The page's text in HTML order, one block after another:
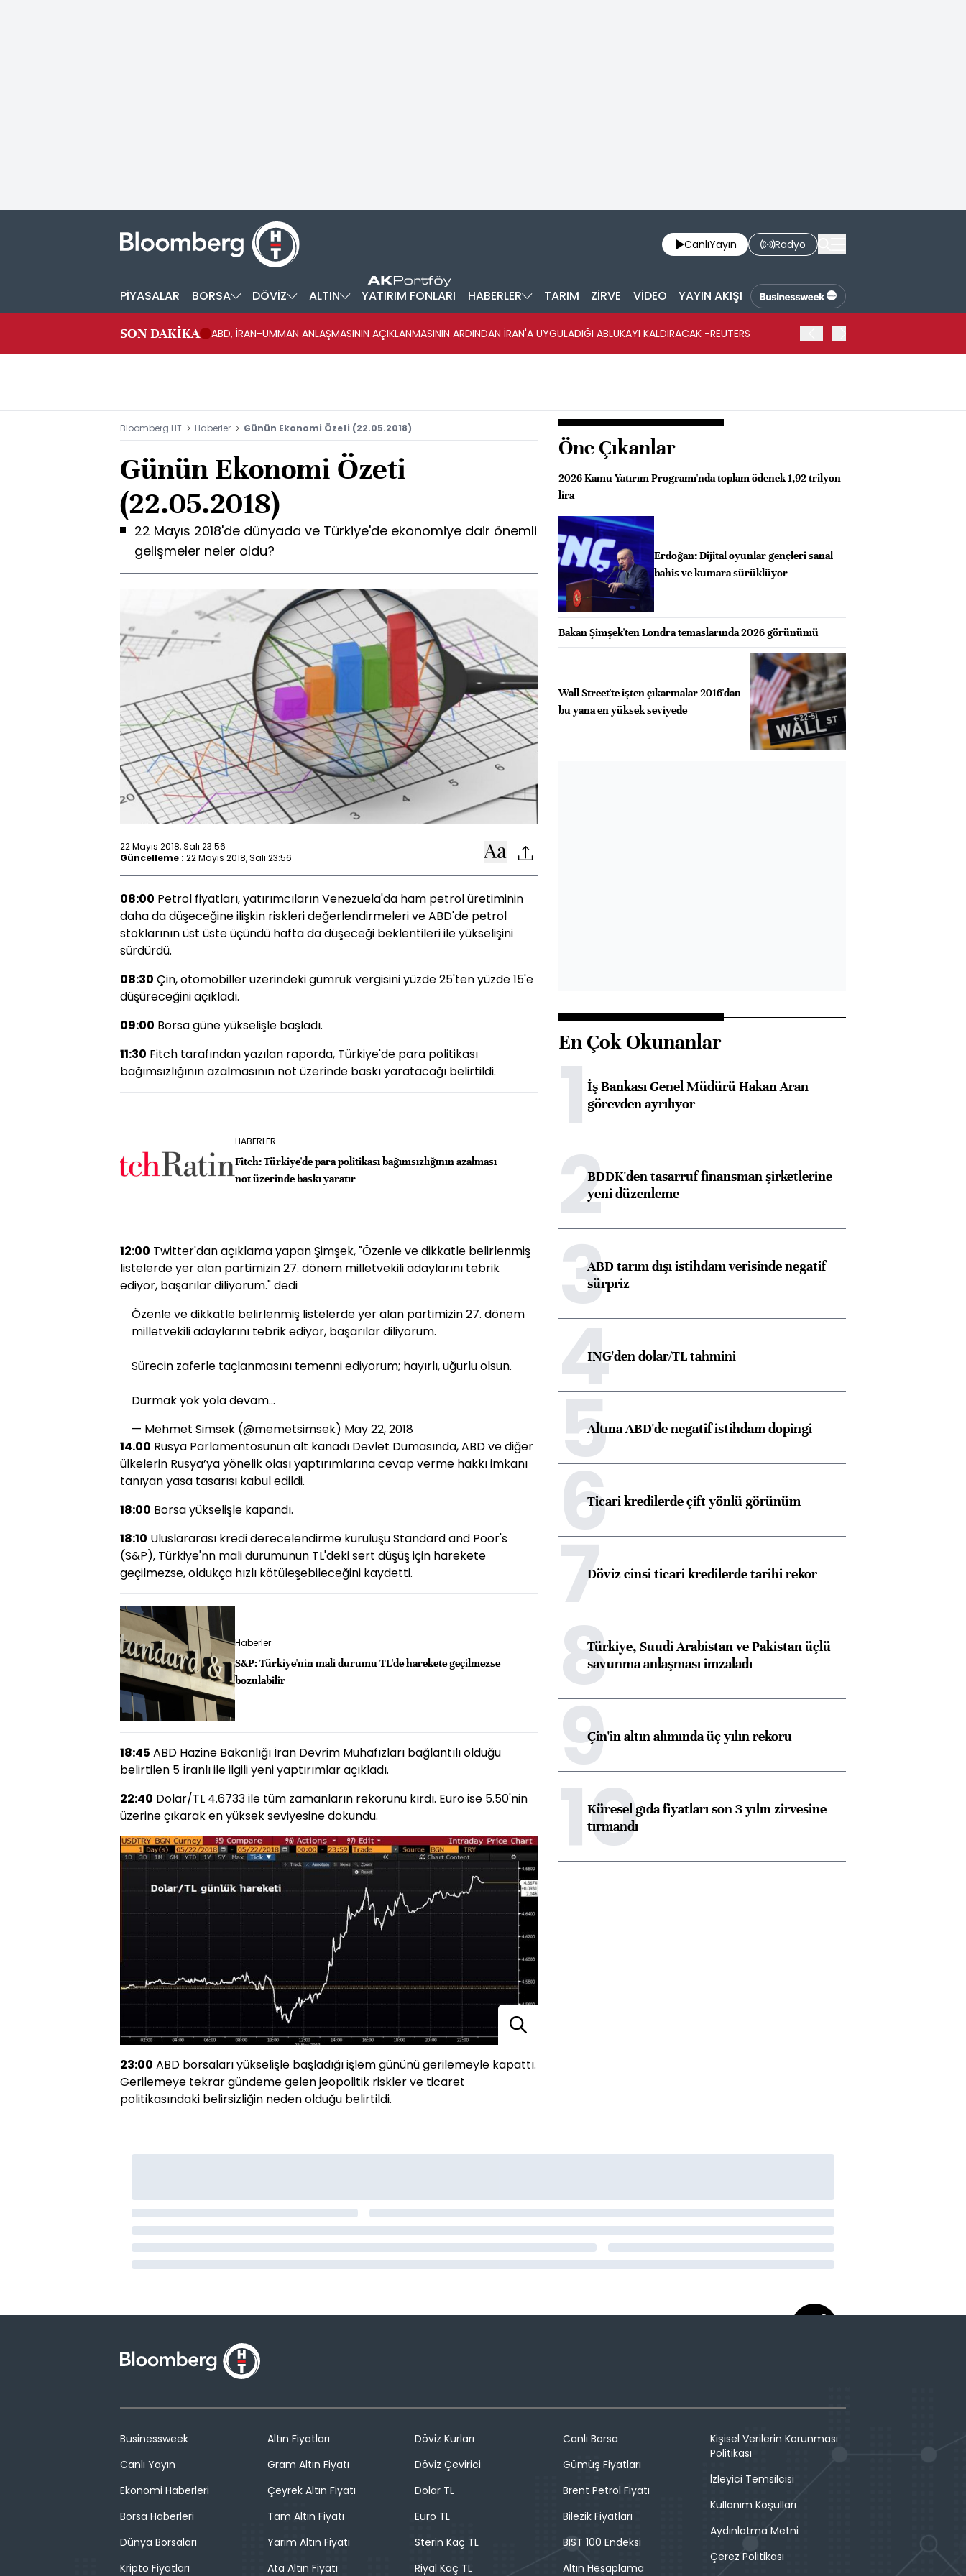
CanlıYayın Radyo
PİYASALAR BORSA DÖVİZ ALTIN YATIRIM FONLARI HABERLER TARIM ZİRVE VİDEO YAYIN AKIŞI
SON DAKİKA ABD, İRAN-UMMAN ANLAŞMASININ AÇIKLANMASININ ARDINDAN İRAN'A UYGULADIĞI ABLUKAYI KALDIRACAK -REUTERS
Bloomberg HT Haberler Günün Ekonomi Özeti (22.05.2018)
Günün Ekonomi Özeti
(22.05.2018)
22 Mayıs 2018'de dünyada ve Türkiye'de ekonomiye dair önemli
gelişmeler neler oldu?
22 Mayıs 2018, Salı 23:56
Güncelleme : 22 Mayıs 2018, Salı 23:56
08:00 Petrol fiyatları, yatırımcıların Venezuela'da ham petrol üretiminin
daha da düşeceğine ilişkin riskleri değerlendirmeleri ve ABD'de petrol
stoklarının üst üste üçündü hafta da düşeceği beklentileri ile yükselişini
sürdürdü.
08:30 Çin, otomobiller üzerindeki gümrük vergisini yüzde 25'ten yüzde 15'e
düşüreceğini açıkladı.
09:00 Borsa güne yükselişle başladı.
11:30 Fitch tarafından yazılan raporda, Türkiye'de para politikası
bağımsızlığının azalmasının not üzerinde baskı yaratacağı belirtildi.
HABERLER
Fitch: Türkiye'de para politikası bağımsızlığının azalması
not üzerinde baskı yaratır
12:00 Twitter'dan açıklama yapan Şimşek, "Özenle ve dikkatle belirlenmiş
listelerde yer alan partimizin 27. dönem milletvekili adaylarını tebrik
ediyor, başarılar diliyorum." dedi
Özenle ve dikkatle belirlenmiş listelerde yer alan partimizin 27. dönem
milletvekili adaylarını tebrik ediyor, başarılar diliyorum.
Sürecin zaferle taçlanmasını temenni ediyorum; hayırlı, uğurlu olsun.
Durmak yok yola devam...
— Mehmet Simsek (@memetsimsek) May 22, 2018
14.00 Rusya Parlamentosunun alt kanadı Devlet Dumasında, ABD ve diğer
ülkelerin Rusya’ya yönelik olası yaptırımlarına cevap verme hakkı imkanı
tanıyan yasa tasarısı kabul edildi.
18:00 Borsa yükselişle kapandı.
18:10 Uluslararası kredi derecelendirme kuruluşu Standard and Poor's
(S&P), Türkiye'nn mali durumunun TL'deki sert düşüş için harekete
geçilmezse, oldukça hızlı kötüleşebileceğini kaydetti.
Haberler
S&P: Türkiye'nin mali durumu TL'de harekete geçilmezse
bozulabilir
18:45 ABD Hazine Bakanlığı İran Devrim Muhafızları bağlantılı olduğu
belirtilen 5 İranlı ile ilgili yeni yaptırımlar açıkladı.
22:40 Dolar/TL 4.6733 ile tüm zamanların rekorunu kırdı. Euro ise 5.50'nin
üzerine çıkarak en yüksek seviyesine dokundu.
23:00 ABD borsaları yükselişle başladığı işlem gününü gerilemeyle kapattı.
Gerilemeye tekrar gündeme gelen jeopolitik riskler ve ticaret
politikasındaki belirsizliğin neden olduğu belirtildi.
Öne Çıkanlar
2026 Kamu Yatırım Programı'nda toplam ödenek 1,92 trilyon
lira
Erdoğan: Dijital oyunlar gençleri sanal
bahis ve kumara sürüklüyor
Bakan Şimşek'ten Londra temaslarında 2026 görünümü
Wall Street'te işten çıkarmalar 2016'dan
bu yana en yüksek seviyede
En Çok Okunanlar
1İş Bankası Genel Müdürü Hakan Aran
görevden ayrılıyor
2BDDK'den tasarruf finansman şirketlerine
yeni düzenleme
3ABD tarım dışı istihdam verisinde negatif
sürpriz
4ING'den dolar/TL tahmini
5Altına ABD'de negatif istihdam dopingi
6Ticari kredilerde çift yönlü görünüm
7Döviz cinsi ticari kredilerde tarihi rekor
8Türkiye, Suudi Arabistan ve Pakistan üçlü
savunma anlaşması imzaladı
9Çin'in altın alımında üç yılın rekoru
10
Küresel gıda fiyatları son 3 yılın zirvesine
tırmandı
Businessweek
Canlı Yayın
Ekonomi Haberleri
Borsa Haberleri
Dünya Borsaları
Kripto Fiyatları
Altın Fiyatları
Gram Altın Fiyatı
Çeyrek Altın Fiyatı
Tam Altın Fiyatı
Yarım Altın Fiyatı
Ata Altın Fiyatı
Döviz Kurları
Döviz Çevirici
Dolar TL
Euro TL
Sterin Kaç TL
Riyal Kaç TL
Canlı Borsa
Gümüş Fiyatları
Brent Petrol Fiyatı
Bilezik Fiyatları
BIST 100 Endeksi
Altın Hesaplama
Kişisel Verilerin Korunması
Politikası
İzleyici Temsilcisi
Kullanım Koşulları
Aydınlatma Metni
Çerez Politikası